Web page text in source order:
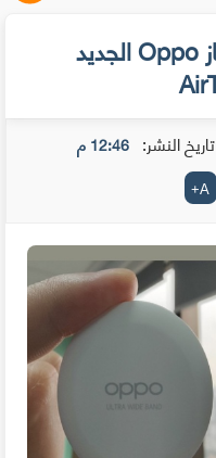
صور مسربة تكشف عن جهاز Oppo الجديد
تاريخ النشر: 12:46 م
A
+